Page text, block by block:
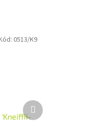
'Kneiffii-
0513/K9
Další
produkt